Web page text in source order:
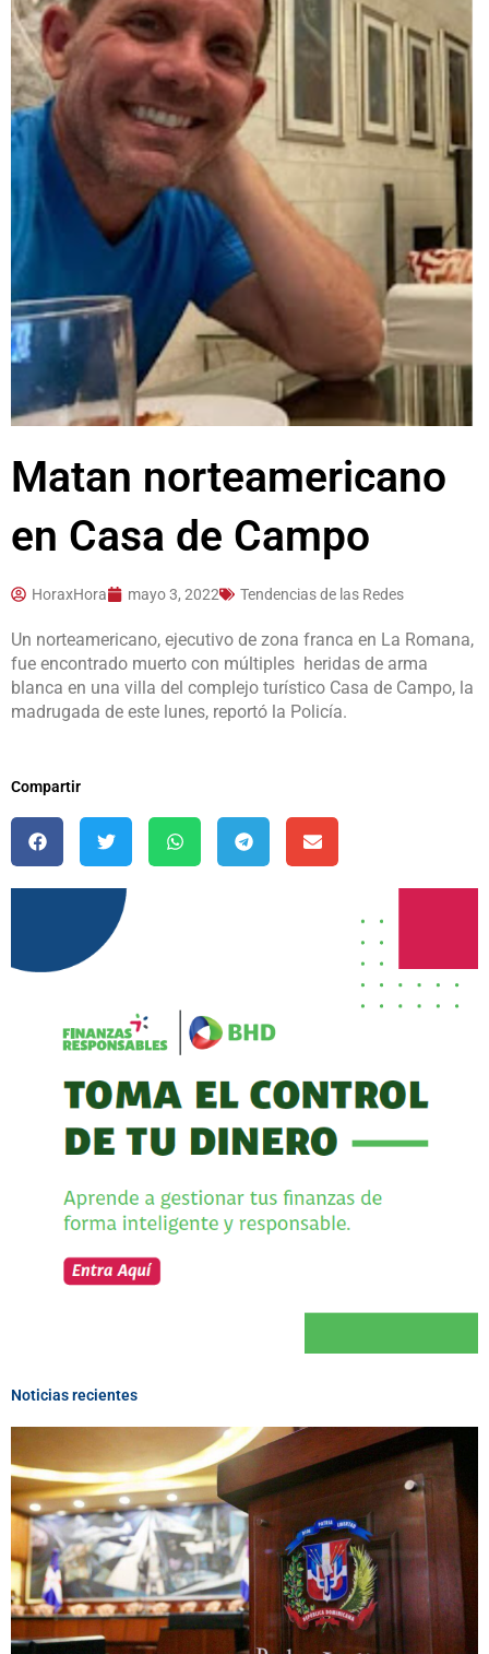
Matan norteamericano
en Casa de Campo
HoraxHora mayo 3, 2022 Tendencias de las Redes
Un norteamericano, ejecutivo de zona franca en La Romana,
fue encontrado muerto con múltiples heridas de arma
blanca en una villa del complejo turístico Casa de Campo, la
madrugada de este lunes, reportó la Policía.
Compartir
Noticias recientes